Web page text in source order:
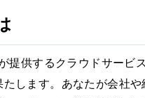
供するクラウドサービ
たします。あなたが会社